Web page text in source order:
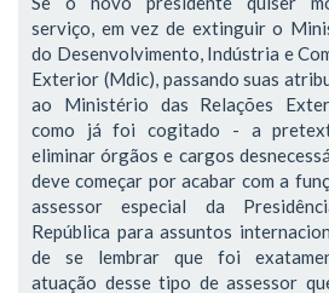
serviço, em vez de extinguir o
do Desenvolvimento, Indústria e
Exterior (Mdic), passando suas
ao Ministério das Relações
como já foi cogitado - a
eliminar órgãos e cargos
deve começar por acabar com a
assessor especial da
República para assuntos
de se lembrar que foi
atuação desse tipo de assessor